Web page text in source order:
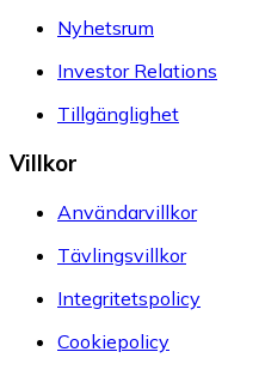
Nyhetsrum
Investor Relations
Tillgänglighet
Villkor
Användarvillkor
Tävlingsvillkor
Integritetspolicy
Cookiepolicy